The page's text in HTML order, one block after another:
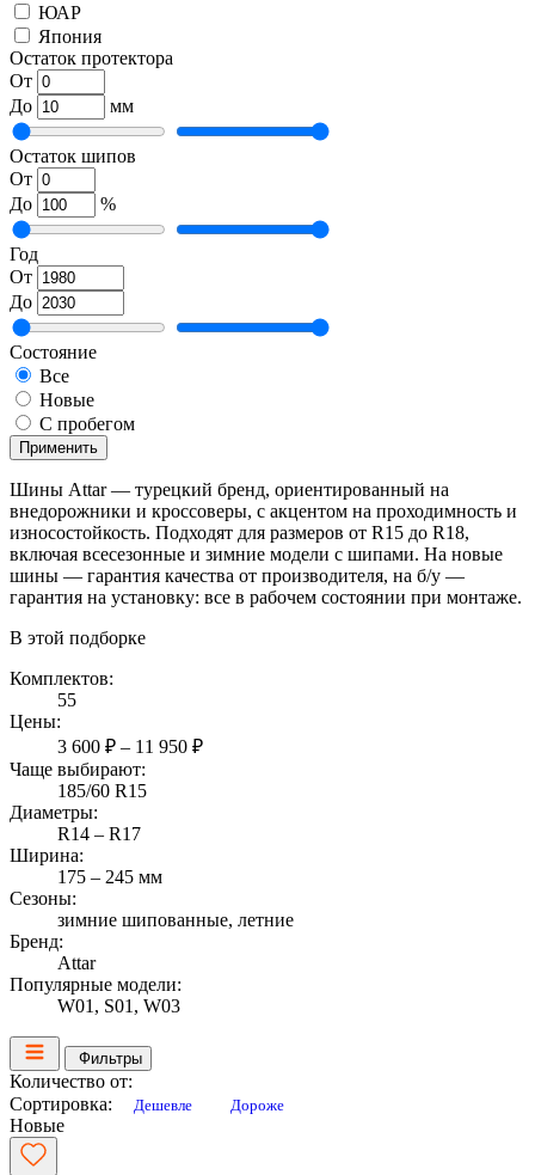
ЮАР
Япония
Остаток протектора
От
До
мм
Остаток шипов
От
До
%
Год
От
До
Состояние
Все
Новые
С пробегом
Применить
Шины Attar — турецкий бренд, ориентированный на
внедорожники и кроссоверы, с акцентом на проходимность и
износостойкость. Подходят для размеров от R15 до R18,
включая всесезонные и зимние модели с шипами. На новые
шины — гарантия качества от производителя, на б/у —
гарантия на установку: все в рабочем состоянии при монтаже.
В этой подборке
Комплектов:
55
Цены:
3 600 ₽ – 11 950 ₽
Чаще выбирают:
185/60 R15
Диаметры:
R14 – R17
Ширина:
175 – 245 мм
Сезоны:
зимние шипованные, летние
Бренд:
Attar
Популярные модели:
W01, S01, W03
Фильтры
Количество от:
Сортировка:
Дешевле Дороже
Новые